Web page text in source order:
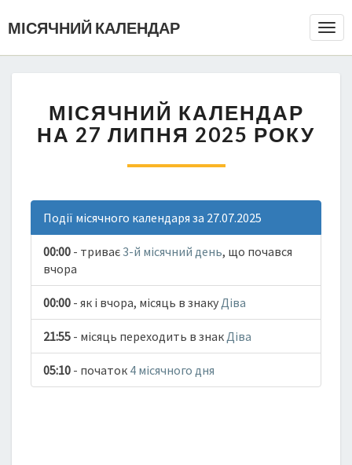
МІСЯЧНИЙ КАЛЕНДАР
МІСЯЧНИЙ КАЛЕНДАР
НА 27 ЛИПНЯ 2025 РОКУ
Події місячного календаря за 27.07.2025
00:00 - триває3-й місячний день, що почався
вчора
00:00 - як і вчора, місяць в знакуДіва
21:55 - місяць переходить в знакДіва
05:10 - початок 4 місячного дня